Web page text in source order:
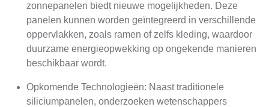
zonnepanelen biedt nieuwe mogelijkheden. Deze
panelen kunnen worden geïntegreerd in verschillende
oppervlakken, zoals ramen of zelfs kleding, waardoor
duurzame energieopwekking op ongekende manieren
beschikbaar wordt.
Opkomende Technologieën: Naast traditionele
siliciumpanelen, onderzoeken wetenschappers